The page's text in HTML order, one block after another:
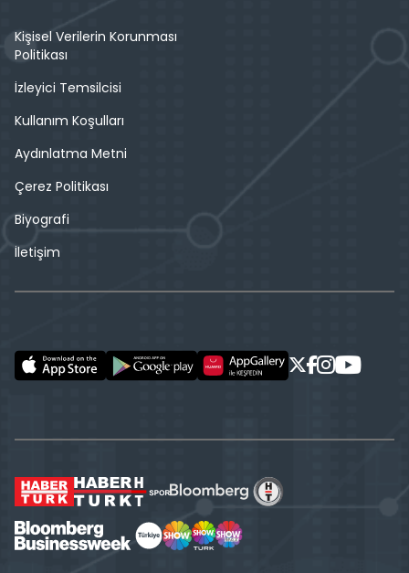
Kişisel Verilerin Korunması
Politikası
İzleyici Temsilcisi
Kullanım Koşulları
Aydınlatma Metni
Çerez Politikası
Biyografi
İletişim